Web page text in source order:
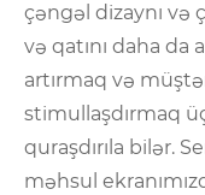
çəngəl dizaynı və
və qatını daha da
artırmaq və
stimullaşdırmaq
quraşdırıla bilər.
məhsul